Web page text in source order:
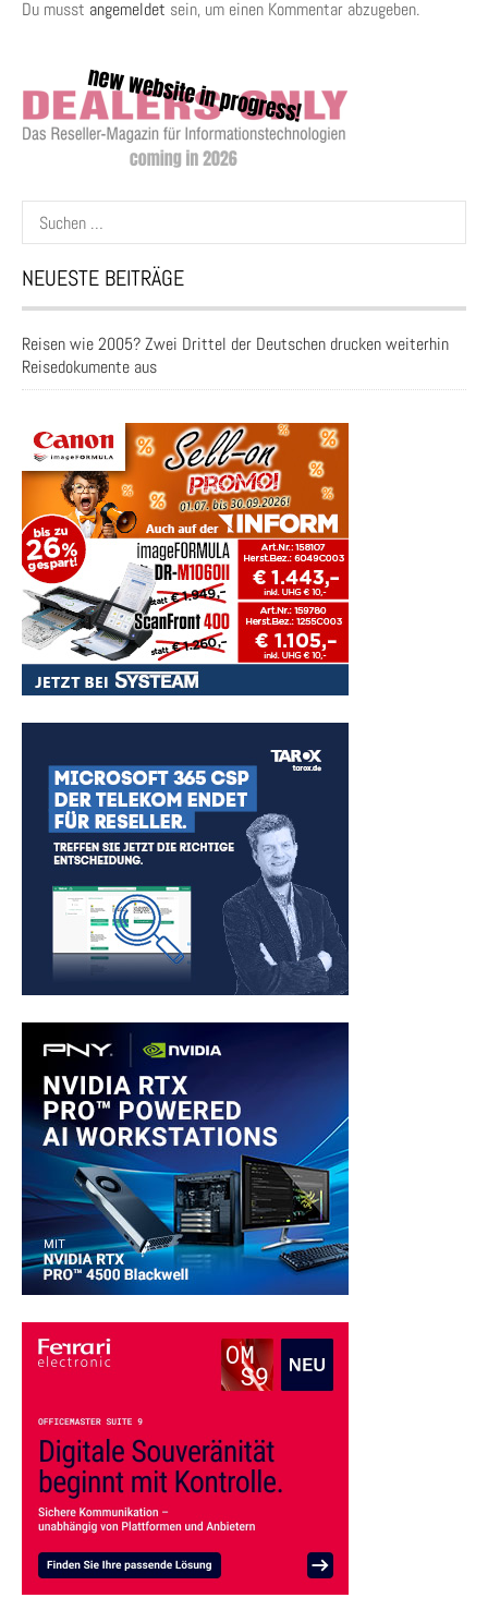
Du musst angemeldet sein, um einen Kommentar abzugeben.
Suchen
nach:
NEUESTE BEITRÄGE
Reisen wie 2005? Zwei Drittel der Deutschen drucken weiterhin
Reisedokumente aus